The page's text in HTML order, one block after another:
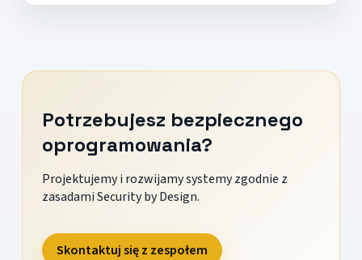
Potrzebujesz bezpiecznego
oprogramowania?
Projektujemy i rozwijamy systemy zgodnie z
zasadami Security by Design.
Skontaktuj się z zespołem